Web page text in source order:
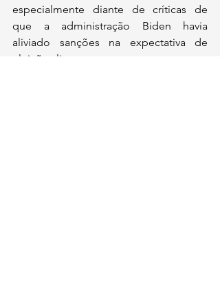
especialmente diante de críticas de
que a administração Biden havia
aliviado sanções na expectativa de
eleições livres.